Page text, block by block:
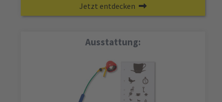
Jetzt entdecken
Ausstattung: